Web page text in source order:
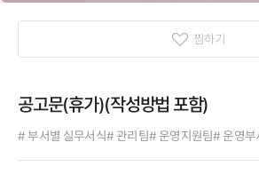
찜하기
공고문(휴가)(작성방법 포함)
# 부서별 실무서식# 관리팀# 운영지원팀# 운영부